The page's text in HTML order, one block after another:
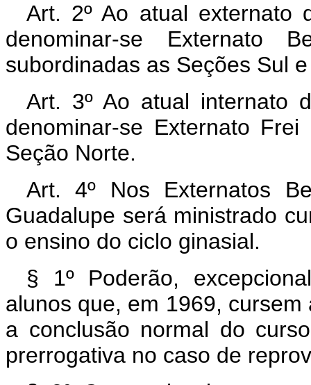
Art. 2º Ao atual externato
denominar-se Externato
subordinadas as Seções Sul
Art. 3º Ao atual internato
denominar-se Externato
Seção Norte.
Art. 4º Nos Externatos
Guadalupe será ministrado
o ensino do ciclo ginasial.
§ 1º Poderão,
alunos que, em 1969, cursem
a conclusão normal do
prerrogativa no caso de